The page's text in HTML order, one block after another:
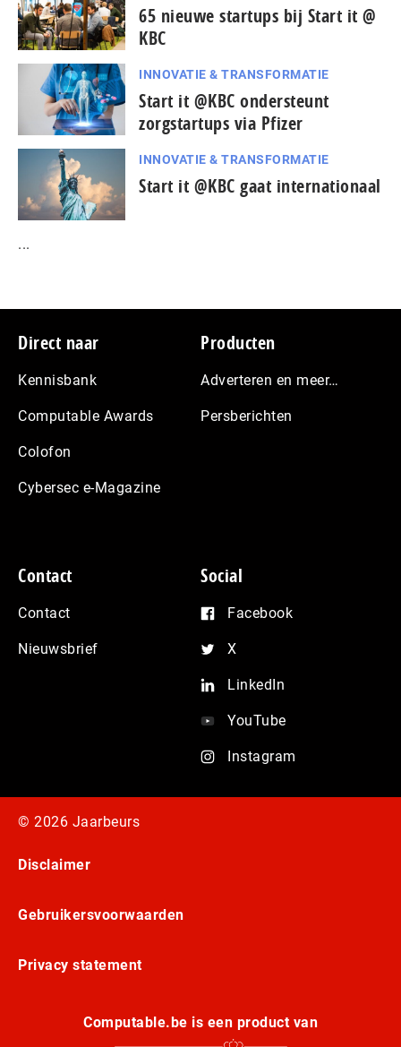
65 nieuwe startups bij Start it @
KBC
INNOVATIE & TRANSFORMATIE
Start it @KBC ondersteunt
zorgstartups via Pfizer
INNOVATIE & TRANSFORMATIE
Start it @KBC gaat internationaal
...
Footer
Direct naar
Kennisbank
Computable Awards
Colofon
Cybersec e-Magazine
Producten
Adverteren en meer…
Persberichten
Contact
Contact
Nieuwsbrief
Social
Facebook
X
LinkedIn
YouTube
Instagram
© 2026 Jaarbeurs
Disclaimer
Gebruikersvoorwaarden
Privacy statement
Computable.be is een product van